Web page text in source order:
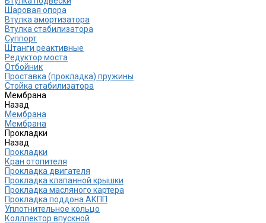
Шаровая опора
Втулка амортизатора
Втулка стабилизатора
Cуппорт
Штанги реактивные
Редуктор моста
Отбойник
Проставка (прокладка) пружины
Стойка стабилизатора
Мембрана
Назад
Мембрана
Мембрана
Прокладки
Назад
Прокладки
Кран отопителя
Прокладка двигателя
Прокладка клапанной крышки
Прокладка масляного картера
Прокладка поддона АКПП
Уплотнительное кольцо
Колллектор впускной